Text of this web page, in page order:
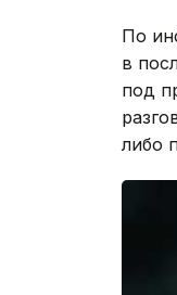
По
в
под
либо